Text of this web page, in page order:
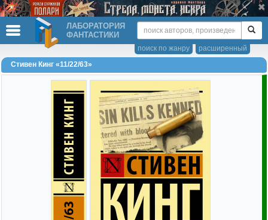
ЛАБОРАТОРИЯ
ФАНТАСТИКИ
расширенный
поиск по жанру
Стивен Кинг «11/22/63»